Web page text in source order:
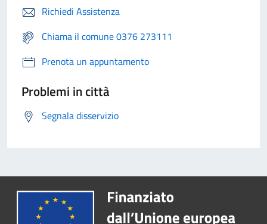
Richiedi Assistenza
Chiama il comune 0376 273111
Prenota un appuntamento
Problemi in città
Segnala disservizio